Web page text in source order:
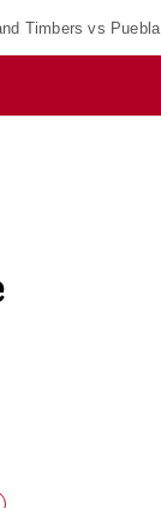
Timbers vs Puebla